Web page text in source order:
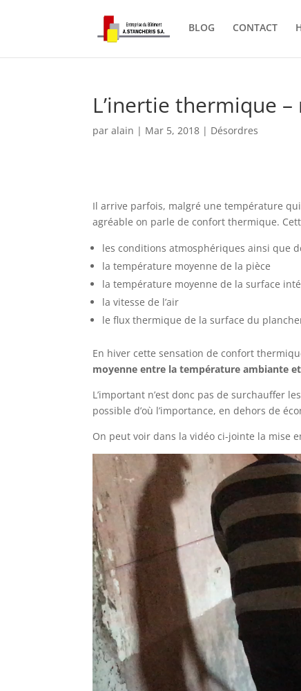
BLOG CONTACT
L’inertie thermique
paralain | Mar 5, 2018 | Désordres
Il arrive parfois, malgré une température
agréable on parle de confort thermique.
les conditions atmosphériques ainsi que
la température moyenne de la pièce
la température moyenne de la surface
la vitesse de l’air
le flux thermique de la surface du
En hiver cette sensation de confort
moyenne entre la température ambiante
L’important n’est donc pas de surchauffer
possible d’où l’importance, en dehors de
On peut voir dans la vidéo ci-jointe la mise
Lecteur
vidéo